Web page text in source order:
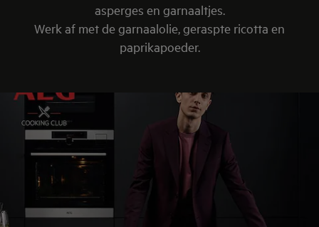
asperges en garnaaltjes.
Werk af met de garnaalolie, geraspte ricotta en
paprikapoeder.